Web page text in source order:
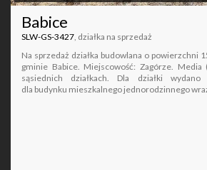
Babice
SLW-GS-3427 , działka na sprzedaż
Na sprzedaż działka budowlana o powierzchni
gminie Babice. Miejscowość: Zagórze. Media
sąsiednich działkach. Dla działki wydano
dla budynku mieszkalnego jednorodzinnego wraz